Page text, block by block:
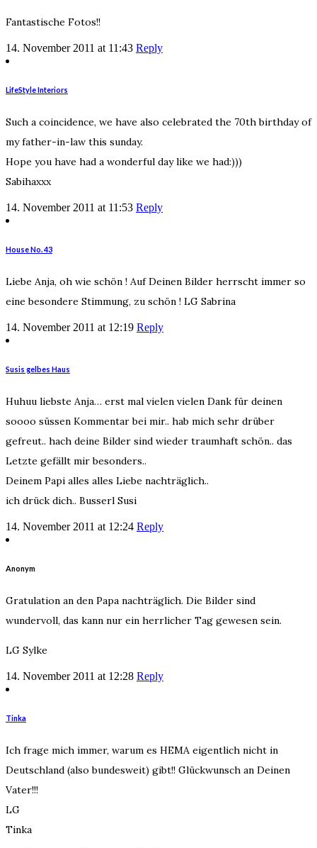
Fantastische Fotos!!
14. November 2011 at 11:43 Reply
LifeStyle Interiors
Such a coincidence, we have also celebrated the 70th birthday of
my father-in-law this sunday.
Hope you have had a wonderful day like we had:)))
Sabihaxxx
14. November 2011 at 11:53 Reply
House No. 43
Liebe Anja, oh wie schön ! Auf Deinen Bilder herrscht immer so
eine besondere Stimmung, zu schön ! LG Sabrina
14. November 2011 at 12:19 Reply
Susis gelbes Haus
Huhuu liebste Anja… erst mal vielen vielen Dank für deinen
soooo süssen Kommentar bei mir.. hab mich sehr drüber
gefreut.. hach deine Bilder sind wieder traumhaft schön.. das
Letzte gefällt mir besonders..
Deinem Papi alles alles Liebe nachträglich..
ich drück dich.. Busserl Susi
14. November 2011 at 12:24 Reply
Anonym
Gratulation an den Papa nachträglich. Die Bilder sind
wundervoll, das kann nur ein herrlicher Tag gewesen sein.
LG Sylke
14. November 2011 at 12:28 Reply
Tinka
Ich frage mich immer, warum es HEMA eigentlich nicht in
Deutschland (also bundesweit) gibt!! Glückwunsch an Deinen
Vater!!!
LG
Tinka